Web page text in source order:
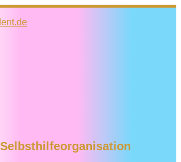
Selbsthilfeorganisation